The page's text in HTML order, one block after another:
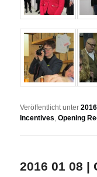
Veröffentlicht unter 2016
Incentives,Opening
2016 01 08 |